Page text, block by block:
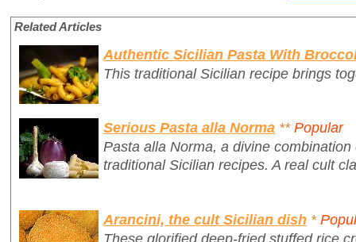
Related Articles
Authentic Sicilian Pasta With
This traditional Sicilian recipe brings
Serious Pasta alla Norma ** Popular
Pasta alla Norma, a divine
traditional Sicilian recipes. A real cult
Arancini, the cult Sicilian dish *
These glorified deep-fried stuffed rice